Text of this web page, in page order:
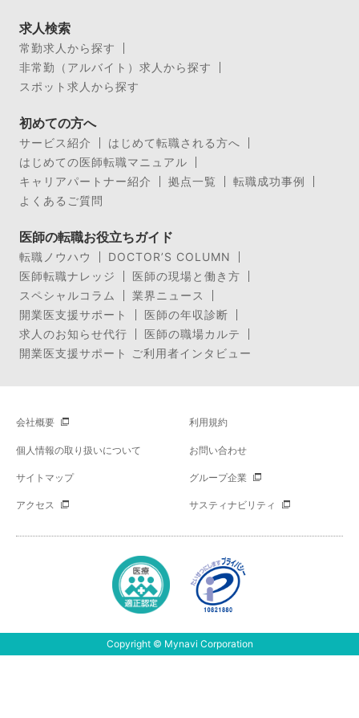
求人検索
常勤求人から探す
非常勤（アルバイト）求人から探す
スポット求人から探す
初めての方へ
サービス紹介
はじめて転職される方へ
はじめての医師転職マニュアル
キャリアパートナー紹介
拠点一覧
転職成功事例
よくあるご質問
医師の転職お役立ちガイド
転職ノウハウ
DOCTOR’S COLUMN
医師転職ナレッジ
医師の現場と働き方
スペシャルコラム
業界ニュース
開業医支援サポート
医師の年収診断
求人のお知らせ代行
医師の職場カルテ
開業医支援サポート ご利用者インタビュー
会社概要 利用規約
個人情報の取り扱いについて お問い合わせ
サイトマップ グループ企業
アクセス サスティナビリティ
Copyright © Mynavi Corporation